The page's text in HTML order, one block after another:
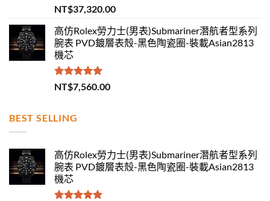
評分5.00
滿分 5
NT$37,320.00
高仿Rolex勞力士(男表)Submariner潛航者型系列
腕表 PVD鍍層表殼-黑色陶瓷圈-裝載Asian2813
機芯
評分 5.00
滿分 5
NT$7,560.00
BEST SELLING
高仿Rolex勞力士(男表)Submariner潛航者型系列
腕表 PVD鍍層表殼-黑色陶瓷圈-裝載Asian2813
機芯